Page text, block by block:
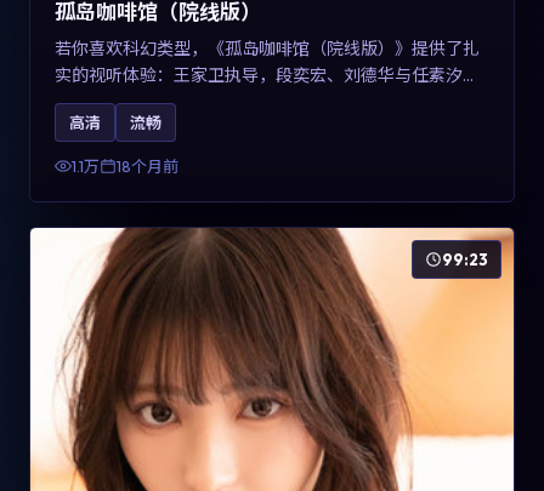
孤岛咖啡馆（院线版）
若你喜欢科幻类型，《孤岛咖啡馆（院线版）》提供了扎
实的视听体验：王家卫执导，段奕宏、刘德华与任素汐共
同演绎。影片2025年于中国台湾上映，内容用冷峻镜头语
言观察城市夜间的孤独，关键词包含高清流畅、人物关系
与情节反转，适合检索「2025科幻」「中国台湾电影」的
高清 流畅
1.1万 18个月前
99:23